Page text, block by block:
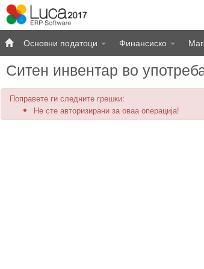
Основни податоци Финансиско
Ситен инвентар во
Поправете ги следните грешки:
Не сте авторизирани за оваа операција!